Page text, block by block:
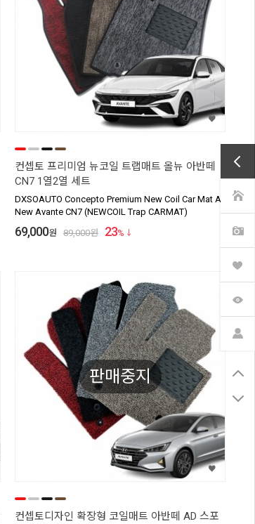
컨셉토 프리미엄 뉴코일 트랩매트 올뉴 아반떼
CN7 1열2열 세트
DXSOAUTO Concepto Premium New Coil Car Mat All
New Avante CN7 (NEWCOIL Trap CARMAT)
69,000원 89,000원 23%
판매중지
컨셉토디자인 확장형 코일매트 아반떼 AD 스포